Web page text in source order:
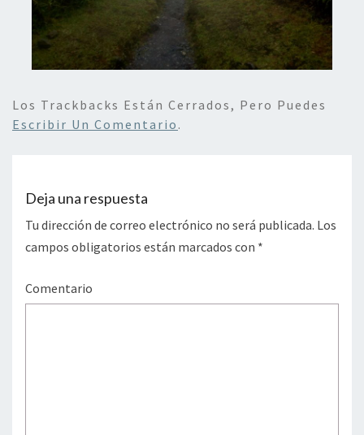
Los Trackbacks Están Cerrados, Pero Puedes
Escribir Un Comentario .
Deja una respuesta
Tu dirección de correo electrónico no será publicada. Los
campos obligatorios están marcados con *
Comentario